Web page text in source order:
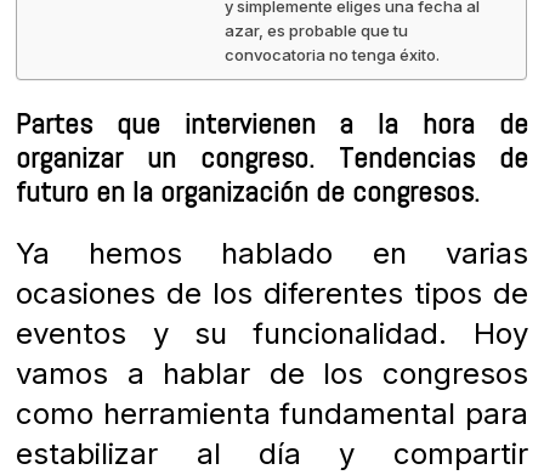
y simplemente eliges una fecha al
azar, es probable que tu
convocatoria no tenga éxito.
Partes que intervienen a la hora de
organizar un congreso. Tendencias de
futuro en la organización de congresos.
Ya hemos hablado en varias
ocasiones de los diferentes tipos de
eventos y su funcionalidad. Hoy
vamos a hablar de los congresos
como herramienta fundamental para
estabilizar al día y compartir